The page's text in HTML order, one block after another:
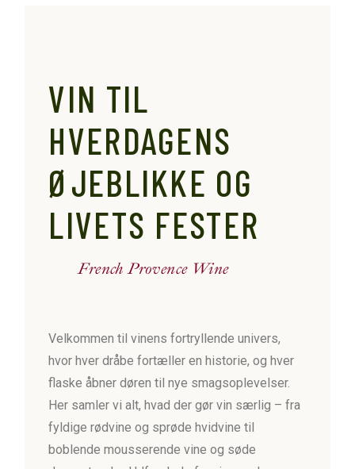
VIN TIL
HVERDAGENS
ØJEBLIKKE OG
LIVETS FESTER
French Provence Wine
Velkommen til vinens fortryllende univers,
hvor hver dråbe fortæller en historie, og hver
flaske åbner døren til nye smagsoplevelser.
Her samler vi alt, hvad der gør vin særlig – fra
fyldige rødvine og sprøde hvidvine til
boblende mousserende vine og søde